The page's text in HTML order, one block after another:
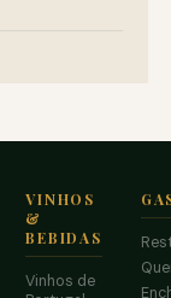
VINHOS
&
BEBIDAS
Vinhos de